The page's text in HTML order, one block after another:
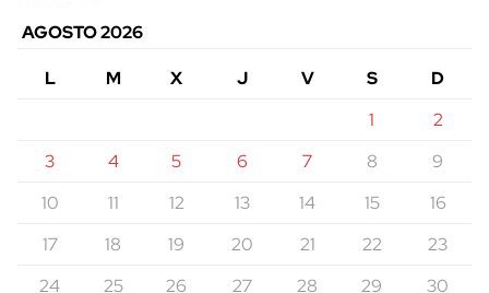
AGOSTO 2026
L
M X J V S
D
1
2
3
4 5 6 7 8
9
10
11 12 13 14 15
16
17
18 19 20 21 22
23
24
25 26 27 28 29
30